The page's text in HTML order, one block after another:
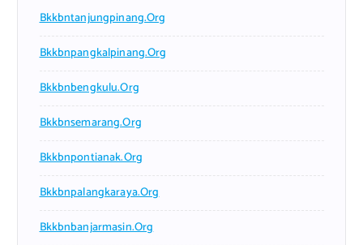
Bkkbntanjungpinang.org
Bkkbnpangkalpinang.org
Bkkbnbengkulu.org
Bkkbnsemarang.org
Bkkbnpontianak.org
Bkkbnpalangkaraya.org
Bkkbnbanjarmasin.org